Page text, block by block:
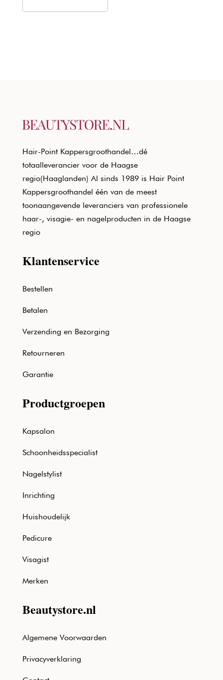
Hair-Point Kappersgroothandel…dé
totaalleverancier voor de Haagse
regio(Haaglanden) Al sinds 1989 is Hair Point
Kappersgroothandel één van de meest
toonaangevende leveranciers van professionele
haar-, visagie- en nagelproducten in de Haagse
regio
Klantenservice
Bestellen
Betalen
Verzending en Bezorging
Retourneren
Garantie
Productgroepen
Kapsalon
Schoonheidsspecialist
Nagelstylist
Inrichting
Huishoudelijk
Pedicure
Visagist
Merken
Beautystore.nl
Algemene Voorwaarden
Privacyverklaring